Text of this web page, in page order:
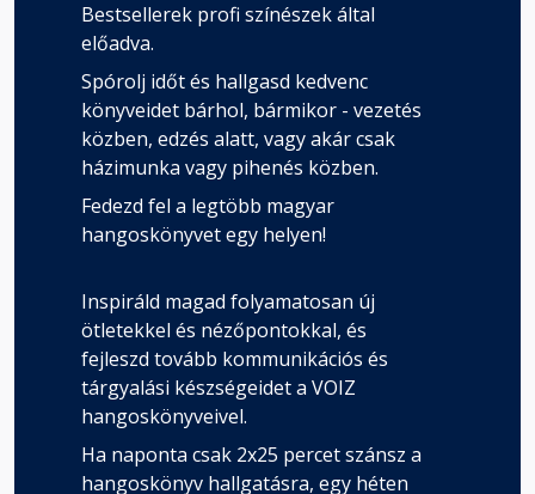
Bestsellerek profi színészek által
előadva.
Spórolj időt és hallgasd kedvenc
könyveidet bárhol, bármikor - vezetés
közben, edzés alatt, vagy akár csak
házimunka vagy pihenés közben.
Fedezd fel a legtöbb magyar
hangoskönyvet egy helyen!
Inspiráld magad folyamatosan új
ötletekkel és nézőpontokkal, és
fejleszd tovább kommunikációs és
tárgyalási készségeidet a VOIZ
hangoskönyveivel.
Ha naponta csak 2x25 percet szánsz a
hangoskönyv hallgatásra, egy héten